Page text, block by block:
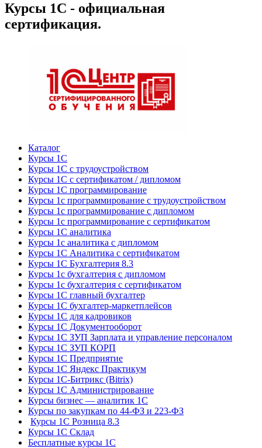
Курсы 1С - официальная
сертификация.
Каталог
Курсы 1С
Курсы 1С с трудоустройством
Курсы 1С с сертификатом / дипломом
Курсы 1С программирование
Курсы 1с программирование с трудоустройством
Курсы 1с программирование с дипломом
Курсы 1с программирование с сертификатом
Курсы 1С аналитика
Курсы 1с аналитика с дипломом
Курсы 1С Аналитика с сертификатом
Курсы 1С Бухгалтерия 8.3
Курсы 1с бухгалтерия с дипломом
Курсы 1с бухгалтерия с сертификатом
Курсы 1С главный бухгалтер
Курсы 1С бухгалтер-маркетплейсов
Курсы 1С для кадровиков
Курсы 1С Документооборот
Курсы 1С ЗУП Зарплата и управление персоналом
Курсы 1С ЗУП КОРП
Курсы 1С Предприятие
Курсы 1С Яндекс Практикум
Курсы 1С-Битрикс (Bitrix)
Курсы 1С Администрирование
Курсы бизнес — аналитик 1С
Курсы по закупкам по 44‑ФЗ и 223‑ФЗ
Курсы 1С Розница 8.3
Курсы 1С Склад
Бесплатные курсы 1С